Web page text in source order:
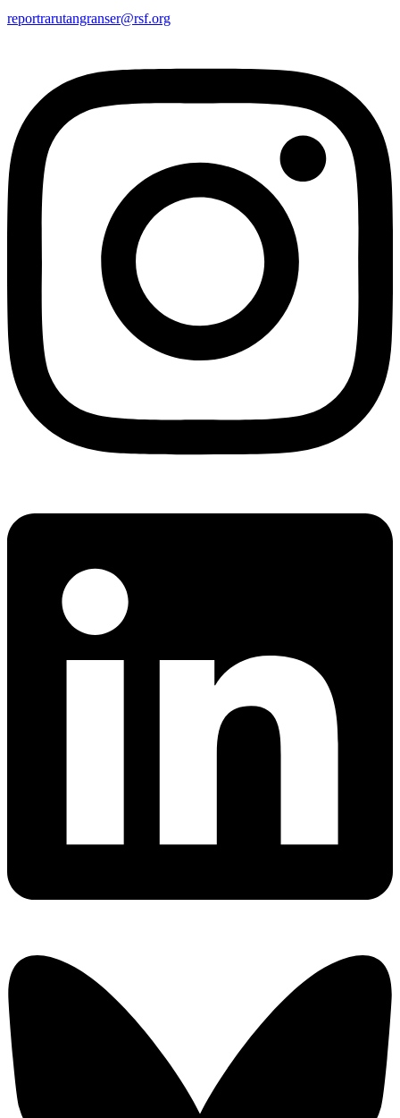
reportrarutangranser@rsf.org